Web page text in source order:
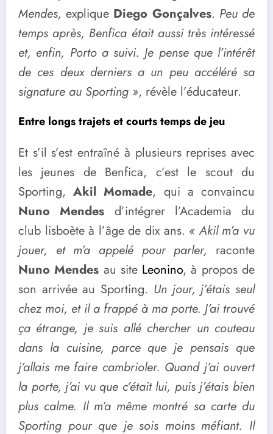
Mendes,explique Diego Gonçalves. Peu de
temps après, Benfica était aussi très intéressé
et, enfin, Porto a suivi. Je pense que l’intérêt
de ces deux derniers a un peu accéléré sa
signature au Sporting », révèle l’éducateur.
Entre longs trajets et courts temps de jeu
Et s’il s’est entraîné à plusieurs reprises avec
les jeunes de Benfica, c’est le scout du
Sporting,Akil Momade, qui a convaincu
Nuno Mendes d’intégrer l’Academia du
club lisboète à l’âge de dix ans. « Akil m’a vu
jouer, et m’a appelé pour parler, raconte
Nuno Mendes au site Leonino, à propos de
son arrivée au Sporting. Un jour, j’étais seul
chez moi, et il a frappé à ma porte. J’ai trouvé
ça étrange, je suis allé chercher un couteau
dans la cuisine, parce que je pensais que
j’allais me faire cambrioler. Quand j’ai ouvert
la porte, j’ai vu que c’était lui, puis j’étais bien
plus calme. Il m’a même montré sa carte du
Sporting pour que je sois moins méfiant. Il